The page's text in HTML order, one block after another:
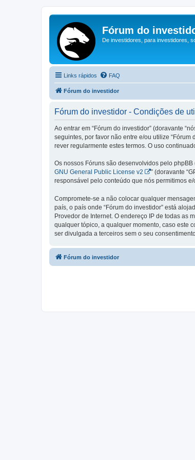
Fórum do
De investidores, para investidores,
Links rápidos FAQ
Fórum do investidor
Fórum do investidor - Condições de
Ao entrar em “Fórum do investidor” (doravante
seguintes, por favor não entre e/ou utilize
rever regularmente estes termos. O uso
Os nossos Fóruns são desenvolvidos pelo phpBB
GNU General Public License v2
” (doravante
responsável pelo conteúdo que nós permitimos
Compromete-se a não colocar qualquer
país, o país onde “Fórum do investidor” está
Provedor de Internet. O endereço IP de todas as
qualquer tópico, a qualquer momento, caso este
ser divulgada a terceiros sem o seu
Fórum do investidor